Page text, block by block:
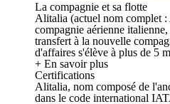
La compagnie et sa flotte
Alitalia (actuel nom complet
compagnie aérienne
transfert à la nouvelle
d'affaires s'élève à plus de 5
+ En savoir plus
Certifications
Alitalia, nom composé de
dans le code international